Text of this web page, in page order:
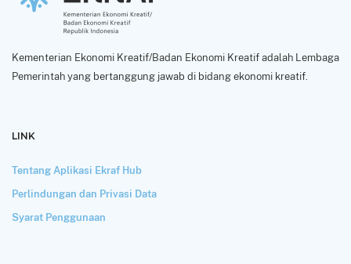
Kementerian Ekonomi Kreatif/Badan Ekonomi Kreatif adalah Lembaga
Pemerintah yang bertanggung jawab di bidang ekonomi kreatif.
LINK
Tentang Aplikasi Ekraf Hub
Perlindungan dan Privasi Data
Syarat Penggunaan